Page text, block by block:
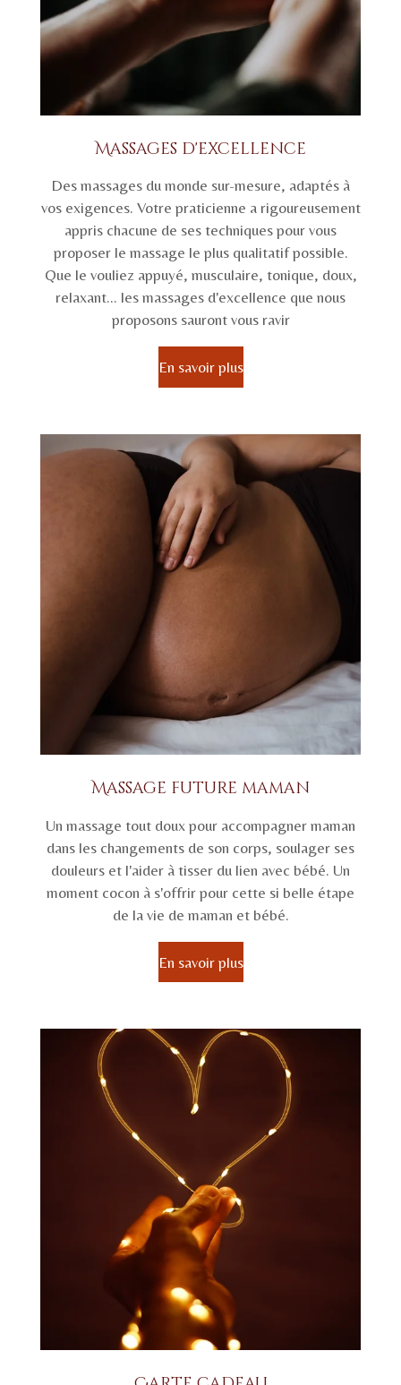
Massages d'excellence
Des massages du monde sur-mesure, adaptés à
vos exigences. Votre praticienne a rigoureusement
appris chacune de ses techniques pour vous
proposer le massage le plus qualitatif possible.
Que le vouliez appuyé, musculaire, tonique, doux,
relaxant... les massages d'excellence que nous
proposons sauront vous ravir
En savoir plus
Massage future maman
Un massage tout doux pour accompagner maman
dans les changements de son corps, soulager ses
douleurs et l'aider à tisser du lien avec bébé. Un
moment cocon à s'offrir pour cette si belle étape
de la vie de maman et bébé.
En savoir plus